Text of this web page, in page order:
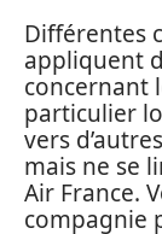
Différentes
appliquent
concernant
particulier
vers
mais ne se
Air France.
compagnie